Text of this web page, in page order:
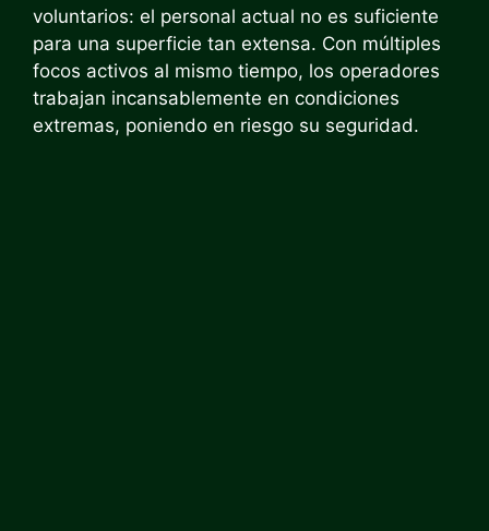
voluntarios: el personal actual no es suficiente
para una superficie tan extensa. Con múltiples
focos activos al mismo tiempo, los operadores
trabajan incansablemente en condiciones
extremas, poniendo en riesgo su seguridad.